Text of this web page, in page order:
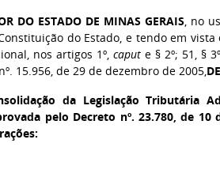
DO ESTADO DE MINAS GERAIS, no
do Estado, e tendo em
nos artigos 1º,caput e § 2º; 51, §
15.956, de 29 de dezembro de 2005,
da Legislação Tributária
pelo Decreto nº. 23.780, de